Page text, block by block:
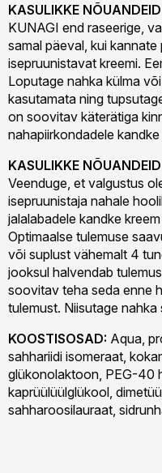
KASULIKKE
KUNAGI end raseerige,
samal päeval, kui kannate
isepruunistavat kreemi.
Loputage nahka külma
kasutamata ning
on soovitav käterätiga
nahapiirkondadele
KASULIKKE
Veenduge, et valgustus
isepruunistaja nahale
jalalabadele kandke
Optimaalse tulemuse
või suplust vähemalt 4
jooksul halvendab
soovitav teha seda enne
tulemust. Niisutage nahka
KOOSTISOSAD: Aqua,
sahhariidi isomeraat,
glükonolaktoon, PEG-40
kaprüülüülglükool,
sahharoosilauraat,